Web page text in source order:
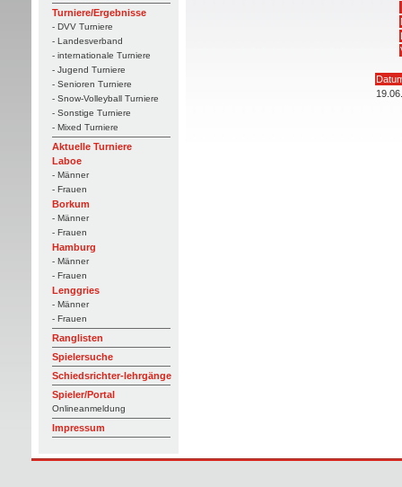
Turniere/Ergebnisse
- DVV Turniere
- Landesverband
- internationale Turniere
- Jugend Turniere
- Senioren Turniere
- Snow-Volleyball Turniere
- Sonstige Turniere
- Mixed Turniere
Aktuelle Turniere
Laboe
- Männer
- Frauen
Borkum
- Männer
- Frauen
Hamburg
- Männer
- Frauen
Lenggries
- Männer
- Frauen
Ranglisten
Spielersuche
Schiedsrichter-lehrgänge
Spieler/Portal
Onlineanmeldung
Impressum